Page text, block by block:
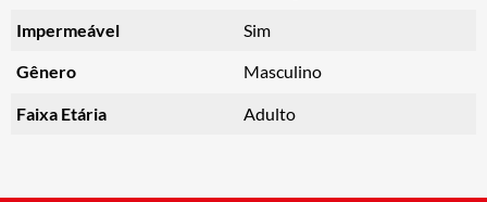
Impermeável Sim
Gênero Masculino
Faixa Etária Adulto